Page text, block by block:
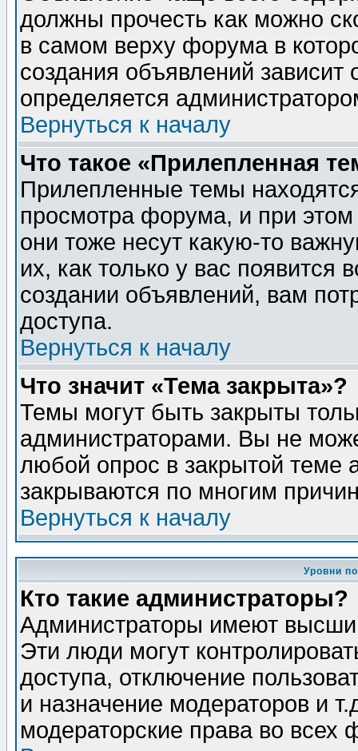
должны прочесть как можно
в самом верху форума в
создания объявлений зависит
определяется
Вернуться к началу
Что такое «Прилепленная
Прилепленные темы
просмотра форума, и при
они тоже несут какую-то
их, как только у вас появится
создании объявлений, вам
доступа.
Вернуться к началу
Что значит «Тема закрыта»?
Темы могут быть закрыты
администраторами. Вы не
любой опрос в закрытой теме
закрываются по многим
Вернуться к началу
Уровни
Кто такие администраторы?
Администраторы имеют
Эти люди могут
доступа, отключение
и назначение модераторов и
модераторские права во всех